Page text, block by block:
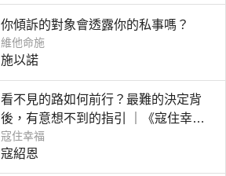
你傾訴的對象會透露你的私事嗎？
維他命施
施以諾
看不見的路如何前行？最難的決定背
後，有意想不到的指引 ｜《寇住幸
福》第1集｜築夢與逐夢
寇住幸福
寇紹恩